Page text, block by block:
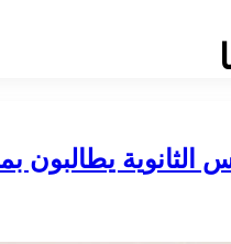
الثانوية يطالبون